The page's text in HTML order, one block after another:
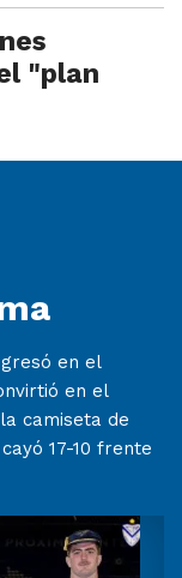
"plan
en el
en el
camiseta de
17-10 frente